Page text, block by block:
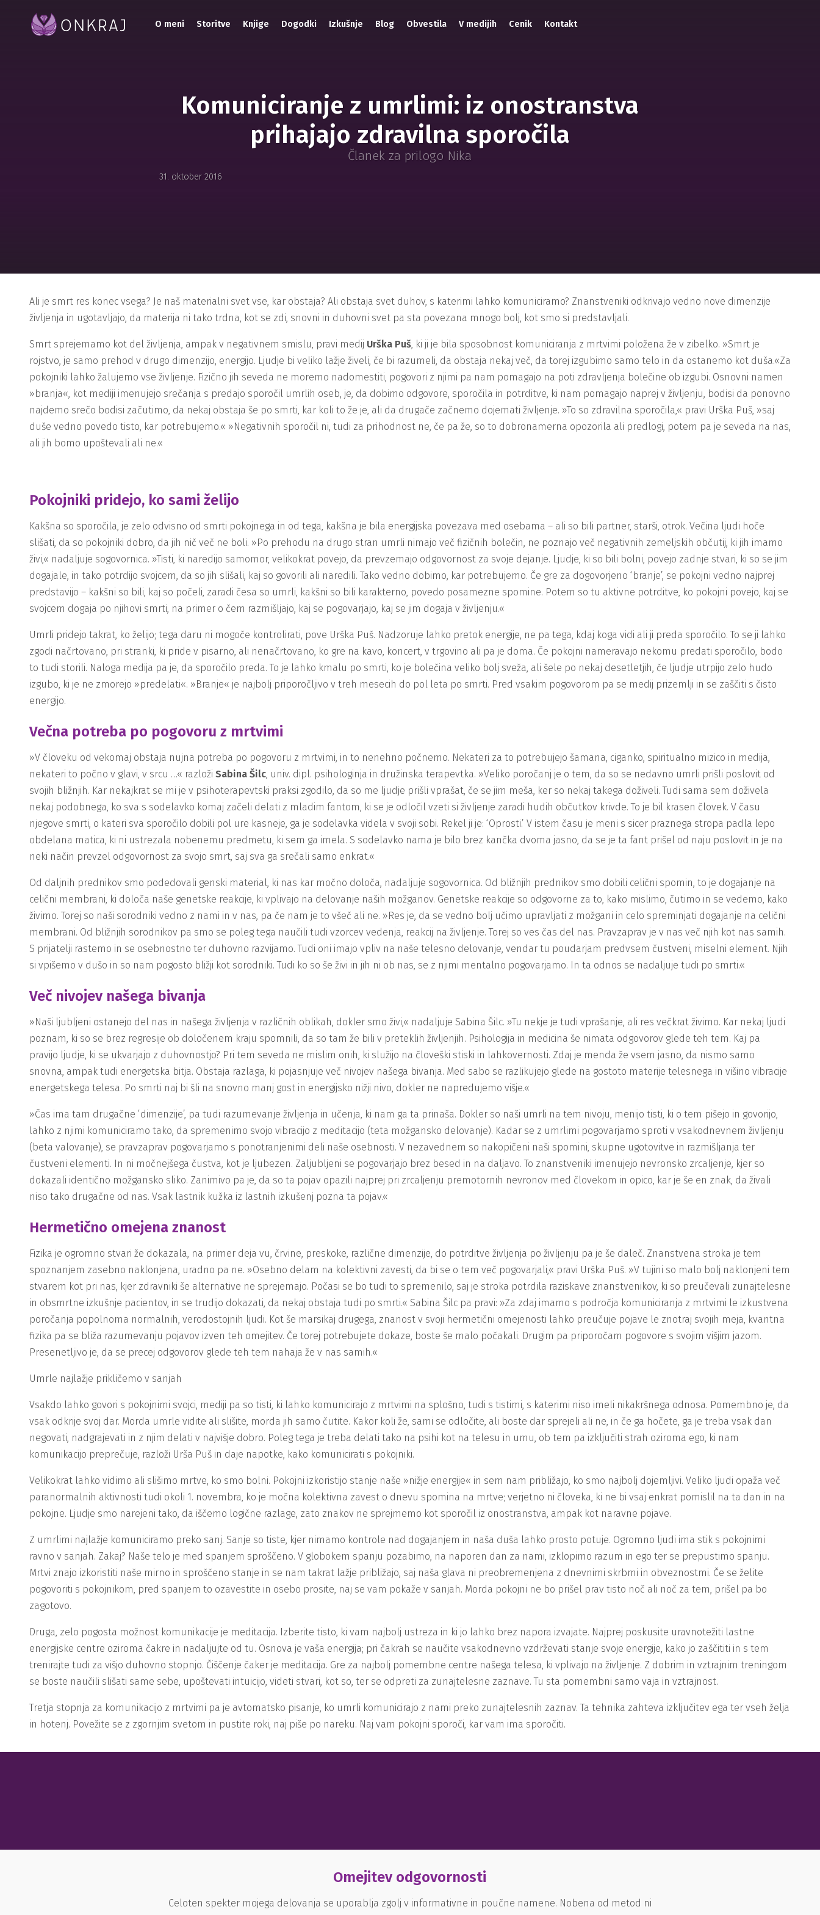
O meni Storitve Knjige Dogodki Izkušnje Blog Obvestila V medijih Cenik Kontakt
Komuniciranje z umrlimi: iz onostranstva
prihajajo zdravilna sporočila
Članek za prilogo Nika
31. oktober 2016
Ali je smrt res konec vsega? Je naš materialni svet vse, kar obstaja? Ali obstaja svet duhov, s katerimi lahko komuniciramo? Znanstveniki odkrivajo vedno nove dimenzije
življenja in ugotavljajo, da materija ni tako trdna, kot se zdi, snovni in duhovni svet pa sta povezana mnogo bolj, kot smo si predstavljali.
Smrt sprejemamo kot del življenja, ampak v negativnem smislu, pravi medij Urška Puš, ki ji je bila sposobnost komuniciranja z mrtvimi položena že v zibelko. »Smrt je
rojstvo, je samo prehod v drugo dimenzijo, energijo. Ljudje bi veliko lažje živeli, če bi razumeli, da obstaja nekaj več, da torej izgubimo samo telo in da ostanemo kot duša.«Za
pokojniki lahko žalujemo vse življenje. Fizično jih seveda ne moremo nadomestiti, pogovori z njimi pa nam pomagajo na poti zdravljenja bolečine ob izgubi. Osnovni namen
»branja«, kot mediji imenujejo srečanja s predajo sporočil umrlih oseb, je, da dobimo odgovore, sporočila in potrditve, ki nam pomagajo naprej v življenju, bodisi da ponovno
najdemo srečo bodisi začutimo, da nekaj obstaja še po smrti, kar koli to že je, ali da drugače začnemo dojemati življenje. »To so zdravilna sporočila,« pravi Urška Puš, »saj
duše vedno povedo tisto, kar potrebujemo.« »Negativnih sporočil ni, tudi za prihodnost ne, če pa že, so to dobronamerna opozorila ali predlogi, potem pa je seveda na nas,
ali jih bomo upoštevali ali ne.«
Pokojniki pridejo, ko sami želijo
Kakšna so sporočila, je zelo odvisno od smrti pokojnega in od tega, kakšna je bila energijska povezava med osebama – ali so bili partner, starši, otrok. Večina ljudi hoče
slišati, da so pokojniki dobro, da jih nič več ne boli. »Po prehodu na drugo stran umrli nimajo več fizičnih bolečin, ne poznajo več negativnih zemeljskih občutij, ki jih imamo
živi,« nadaljuje sogovornica. »Tisti, ki naredijo samomor, velikokrat povejo, da prevzemajo odgovornost za svoje dejanje. Ljudje, ki so bili bolni, povejo zadnje stvari, ki so se jim
dogajale, in tako potrdijo svojcem, da so jih slišali, kaj so govorili ali naredili. Tako vedno dobimo, kar potrebujemo. Če gre za dogovorjeno ‘branje’, se pokojni vedno najprej
predstavijo – kakšni so bili, kaj so počeli, zaradi česa so umrli, kakšni so bili karakterno, povedo posamezne spomine. Potem so tu aktivne potrditve, ko pokojni povejo, kaj se
svojcem dogaja po njihovi smrti, na primer o čem razmišljajo, kaj se pogovarjajo, kaj se jim dogaja v življenju.«
Umrli pridejo takrat, ko želijo; tega daru ni mogoče kontrolirati, pove Urška Puš. Nadzoruje lahko pretok energije, ne pa tega, kdaj koga vidi ali ji preda sporočilo. To se ji lahko
zgodi načrtovano, pri stranki, ki pride v pisarno, ali nenačrtovano, ko gre na kavo, koncert, v trgovino ali pa je doma. Če pokojni nameravajo nekomu predati sporočilo, bodo
to tudi storili. Naloga medija pa je, da sporočilo preda. To je lahko kmalu po smrti, ko je bolečina veliko bolj sveža, ali šele po nekaj desetletjih, če ljudje utrpijo zelo hudo
izgubo, ki je ne zmorejo »predelati«. »Branje« je najbolj priporočljivo v treh mesecih do pol leta po smrti. Pred vsakim pogovorom pa se medij prizemlji in se zaščiti s čisto
energijo.
Večna potreba po pogovoru z mrtvimi
»V človeku od vekomaj obstaja nujna potreba po pogovoru z mrtvimi, in to nenehno počnemo. Nekateri za to potrebujejo šamana, ciganko, spiritualno mizico in medija,
nekateri to počno v glavi, v srcu …« razloži Sabina Šilc, univ. dipl. psihologinja in družinska terapevtka. »Veliko poročanj je o tem, da so se nedavno umrli prišli poslovit od
svojih bližnjih. Kar nekajkrat se mi je v psihoterapevtski praksi zgodilo, da so me ljudje prišli vprašat, če se jim meša, ker so nekaj takega doživeli. Tudi sama sem doživela
nekaj podobnega, ko sva s sodelavko komaj začeli delati z mladim fantom, ki se je odločil vzeti si življenje zaradi hudih občutkov krivde. To je bil krasen človek. V času
njegove smrti, o kateri sva sporočilo dobili pol ure kasneje, ga je sodelavka videla v svoji sobi. Rekel ji je: ‘Oprosti.’ V istem času je meni s sicer praznega stropa padla lepo
obdelana matica, ki ni ustrezala nobenemu predmetu, ki sem ga imela. S sodelavko nama je bilo brez kančka dvoma jasno, da se je ta fant prišel od naju poslovit in je na
neki način prevzel odgovornost za svojo smrt, saj sva ga srečali samo enkrat.«
Od daljnih prednikov smo podedovali genski material, ki nas kar močno določa, nadaljuje sogovornica. Od bližnjih prednikov smo dobili celični spomin, to je dogajanje na
celični membrani, ki določa naše genetske reakcije, ki vplivajo na delovanje naših možganov. Genetske reakcije so odgovorne za to, kako mislimo, čutimo in se vedemo, kako
živimo. Torej so naši sorodniki vedno z nami in v nas, pa če nam je to všeč ali ne. »Res je, da se vedno bolj učimo upravljati z možgani in celo spreminjati dogajanje na celični
membrani. Od bližnjih sorodnikov pa smo se poleg tega naučili tudi vzorcev vedenja, reakcij na življenje. Torej so ves čas del nas. Pravzaprav je v nas več njih kot nas samih.
S prijatelji rastemo in se osebnostno ter duhovno razvijamo. Tudi oni imajo vpliv na naše telesno delovanje, vendar tu poudarjam predvsem čustveni, miselni element. Njih
si vpišemo v dušo in so nam pogosto bližji kot sorodniki. Tudi ko so še živi in jih ni ob nas, se z njimi mentalno pogovarjamo. In ta odnos se nadaljuje tudi po smrti.«
Več nivojev našega bivanja
»Naši ljubljeni ostanejo del nas in našega življenja v različnih oblikah, dokler smo živi,« nadaljuje Sabina Šilc. »Tu nekje je tudi vprašanje, ali res večkrat živimo. Kar nekaj ljudi
poznam, ki so se brez regresije ob določenem kraju spomnili, da so tam že bili v preteklih življenjih. Psihologija in medicina še nimata odgovorov glede teh tem. Kaj pa
pravijo ljudje, ki se ukvarjajo z duhovnostjo? Pri tem seveda ne mislim onih, ki služijo na človeški stiski in lahkovernosti. Zdaj je menda že vsem jasno, da nismo samo
snovna, ampak tudi energetska bitja. Obstaja razlaga, ki pojasnjuje več nivojev našega bivanja. Med sabo se razlikujejo glede na gostoto materije telesnega in višino vibracije
energetskega telesa. Po smrti naj bi šli na snovno manj gost in energijsko nižji nivo, dokler ne napredujemo višje.«
»Čas ima tam drugačne ‘dimenzije’, pa tudi razumevanje življenja in učenja, ki nam ga ta prinaša. Dokler so naši umrli na tem nivoju, menijo tisti, ki o tem pišejo in govorijo,
lahko z njimi komuniciramo tako, da spremenimo svojo vibracijo z meditacijo (teta možgansko delovanje). Kadar se z umrlimi pogovarjamo sproti v vsakodnevnem življenju
(beta valovanje), se pravzaprav pogovarjamo s ponotranjenimi deli naše osebnosti. V nezavednem so nakopičeni naši spomini, skupne ugotovitve in razmišljanja ter
čustveni elementi. In ni močnejšega čustva, kot je ljubezen. Zaljubljeni se pogovarjajo brez besed in na daljavo. To znanstveniki imenujejo nevronsko zrcaljenje, kjer so
dokazali identično možgansko sliko. Zanimivo pa je, da so ta pojav opazili najprej pri zrcaljenju premotornih nevronov med človekom in opico, kar je še en znak, da živali
niso tako drugačne od nas. Vsak lastnik kužka iz lastnih izkušenj pozna ta pojav.«
Hermetično omejena znanost
Fizika je ogromno stvari že dokazala, na primer deja vu, črvine, preskoke, različne dimenzije, do potrditve življenja po življenju pa je še daleč. Znanstvena stroka je tem
spoznanjem zasebno naklonjena, uradno pa ne. »Osebno delam na kolektivni zavesti, da bi se o tem več pogovarjali,« pravi Urška Puš. »V tujini so malo bolj naklonjeni tem
stvarem kot pri nas, kjer zdravniki še alternative ne sprejemajo. Počasi se bo tudi to spremenilo, saj je stroka potrdila raziskave znanstvenikov, ki so preučevali zunajtelesne
in obsmrtne izkušnje pacientov, in se trudijo dokazati, da nekaj obstaja tudi po smrti.« Sabina Šilc pa pravi: »Za zdaj imamo s področja komuniciranja z mrtvimi le izkustvena
poročanja popolnoma normalnih, verodostojnih ljudi. Kot še marsikaj drugega, znanost v svoji hermetični omejenosti lahko preučuje pojave le znotraj svojih meja, kvantna
fizika pa se bliža razumevanju pojavov izven teh omejitev. Če torej potrebujete dokaze, boste še malo počakali. Drugim pa priporočam pogovore s svojim višjim jazom.
Presenetljivo je, da se precej odgovorov glede teh tem nahaja že v nas samih.«
Umrle najlažje prikličemo v sanjah
Vsakdo lahko govori s pokojnimi svojci, mediji pa so tisti, ki lahko komunicirajo z mrtvimi na splošno, tudi s tistimi, s katerimi niso imeli nikakršnega odnosa. Pomembno je, da
vsak odkrije svoj dar. Morda umrle vidite ali slišite, morda jih samo čutite. Kakor koli že, sami se odločite, ali boste dar sprejeli ali ne, in če ga hočete, ga je treba vsak dan
negovati, nadgrajevati in z njim delati v najvišje dobro. Poleg tega je treba delati tako na psihi kot na telesu in umu, ob tem pa izključiti strah oziroma ego, ki nam
komunikacijo preprečuje, razloži Urša Puš in daje napotke, kako komunicirati s pokojniki.
Velikokrat lahko vidimo ali slišimo mrtve, ko smo bolni. Pokojni izkoristijo stanje naše »nižje energije« in sem nam približajo, ko smo najbolj dojemljivi. Veliko ljudi opaža več
paranormalnih aktivnosti tudi okoli 1. novembra, ko je močna kolektivna zavest o dnevu spomina na mrtve; verjetno ni človeka, ki ne bi vsaj enkrat pomislil na ta dan in na
pokojne. Ljudje smo narejeni tako, da iščemo logične razlage, zato znakov ne sprejmemo kot sporočil iz onostranstva, ampak kot naravne pojave.
Z umrlimi najlažje komuniciramo preko sanj. Sanje so tiste, kjer nimamo kontrole nad dogajanjem in naša duša lahko prosto potuje. Ogromno ljudi ima stik s pokojnimi
ravno v sanjah. Zakaj? Naše telo je med spanjem sproščeno. V globokem spanju pozabimo, na naporen dan za nami, izklopimo razum in ego ter se prepustimo spanju.
Mrtvi znajo izkoristiti naše mirno in sproščeno stanje in se nam takrat lažje približajo, saj naša glava ni preobremenjena z dnevnimi skrbmi in obveznostmi. Če se želite
pogovoriti s pokojnikom, pred spanjem to ozavestite in osebo prosite, naj se vam pokaže v sanjah. Morda pokojni ne bo prišel prav tisto noč ali noč za tem, prišel pa bo
zagotovo.
Druga, zelo pogosta možnost komunikacije je meditacija. Izberite tisto, ki vam najbolj ustreza in ki jo lahko brez napora izvajate. Najprej poskusite uravnotežiti lastne
energijske centre oziroma čakre in nadaljujte od tu. Osnova je vaša energija; pri čakrah se naučite vsakodnevno vzdrževati stanje svoje energije, kako jo zaščititi in s tem
trenirajte tudi za višjo duhovno stopnjo. Čiščenje čaker je meditacija. Gre za najbolj pomembne centre našega telesa, ki vplivajo na življenje. Z dobrim in vztrajnim treningom
se boste naučili slišati same sebe, upoštevati intuicijo, videti stvari, kot so, ter se odpreti za zunajtelesne zaznave. Tu sta pomembni samo vaja in vztrajnost.
Tretja stopnja za komunikacijo z mrtvimi pa je avtomatsko pisanje, ko umrli komunicirajo z nami preko zunajtelesnih zaznav. Ta tehnika zahteva izključitev ega ter vseh želja
in hotenj. Povežite se z zgornjim svetom in pustite roki, naj piše po nareku. Naj vam pokojni sporoči, kar vam ima sporočiti.
Omejitev odgovornosti
Celoten spekter mojega delovanja se uporablja zgolj v informativne in poučne namene. Nobena od metod ni